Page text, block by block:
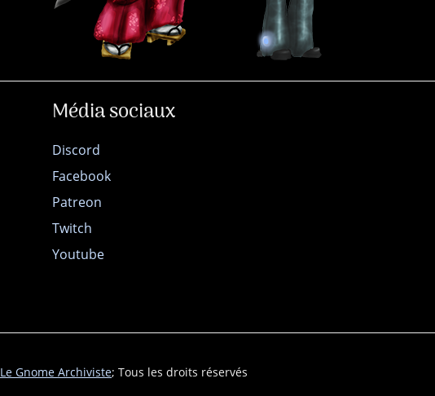
Média sociaux
Discord
Facebook
Patreon
Twitch
Youtube
Le Gnome Archiviste; Tous les droits réservés